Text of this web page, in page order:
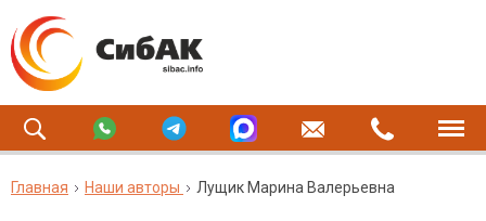
Главная Наши авторы Лущик Марина Валерьевна